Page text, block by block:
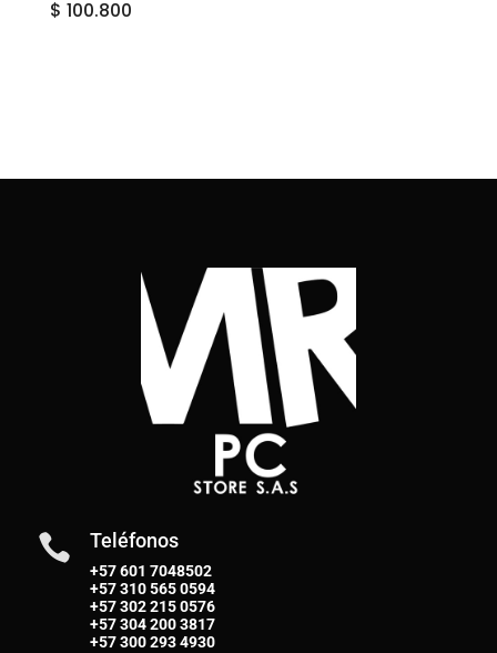
$ 100.800
 Teléfonos
+57 601 7048502
+57310 565 0594
+57302 215 0576
+57304 200 3817
+57300 293 4930